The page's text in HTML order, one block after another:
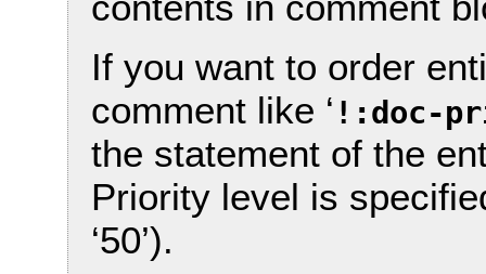
If you want to order
comment like ‘ !:doc-
the statement of the
Priority level is
‘50’).